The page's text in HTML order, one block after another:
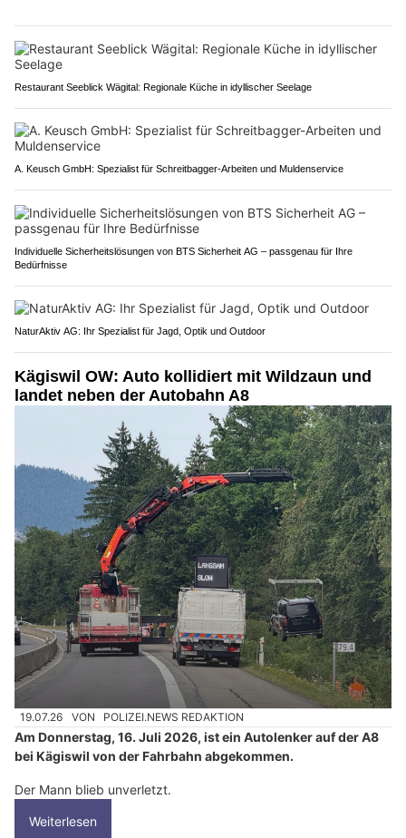
Restaurant Seeblick Wägital: Regionale Küche in idyllischer Seelage
A. Keusch GmbH: Spezialist für Schreitbagger-Arbeiten und Muldenservice
Individuelle Sicherheitslösungen von BTS Sicherheit AG – passgenau für Ihre
Bedürfnisse
NaturAktiv AG: Ihr Spezialist für Jagd, Optik und Outdoor
Kägiswil OW: Auto kollidiert mit Wildzaun und
landet neben der Autobahn A8
19.07.26 VON POLIZEI.NEWS REDAKTION
Am Donnerstag, 16. Juli 2026, ist ein Autolenker auf der A8
bei Kägiswil von der Fahrbahn abgekommen.
Der Mann blieb unverletzt.
Weiterlesen